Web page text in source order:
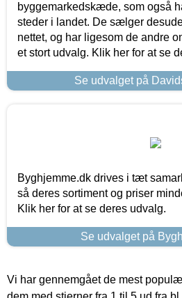
byggemarkedskæde, som også
steder i landet. De sælger
nettet, og har ligesom de andre
et stort udvalg. Klik her for at se
Se udvalget på
Byghjemme.dk drives i tæt
så deres sortiment og priser
Klik her for at se deres udvalg.
Se udvalget på
Vi har gennemgået de mest